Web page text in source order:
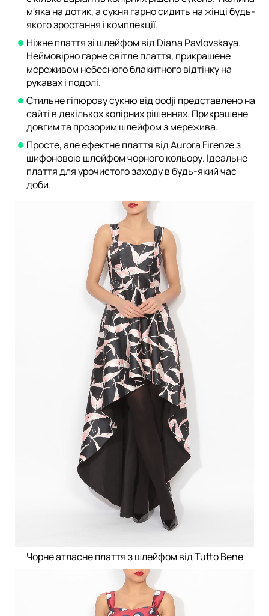
м'яка на дотик, а сукня гарно сидить на жінці будь-
якого зростання і комплекції.
Ніжне плаття зі шлейфом від Diana Pavlovskaya.
Неймовірно гарне світле плаття, прикрашене
мереживом небесного блакитного відтінку на
рукавах і подолі.
Стильне гіпюрову сукню від oodji представлено на
сайті в декількох колірних рішеннях. Прикрашене
довгим та прозорим шлейфом з мережива.
Просте, але ефектне плаття від Aurora Firenze з
шифоновою шлейфом чорного кольору. Ідеальне
плаття для урочистого заходу в будь-який час
доби.
Чорне атласне плаття з шлейфом від Tutto Bene